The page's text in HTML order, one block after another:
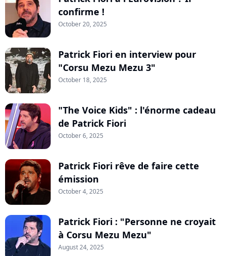
confirme !
October 20, 2025
Patrick Fiori en interview pour
"Corsu Mezu Mezu 3"
October 18, 2025
"The Voice Kids" : l'énorme cadeau
de Patrick Fiori
October 6, 2025
Patrick Fiori rêve de faire cette
émission
October 4, 2025
Patrick Fiori : "Personne ne croyait
à Corsu Mezu Mezu"
August 24, 2025